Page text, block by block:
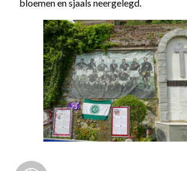
bloemen en sjaals neergelegd.